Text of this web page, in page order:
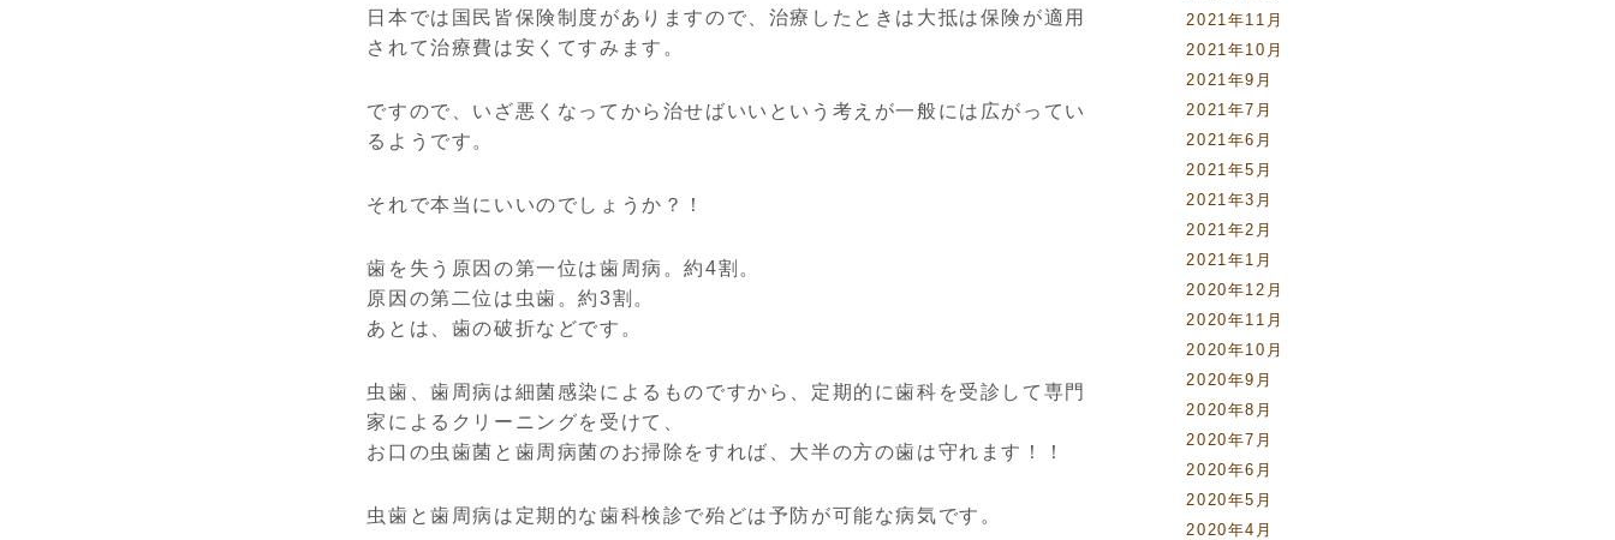
日本では国民皆保険制度がありますので、治療したときは大抵は保険が適用
されて治療費は安くてすみます。
ですので、いざ悪くなってから治せばいいという考えが一般には広がってい
るようです。
それで本当にいいのでしょうか？！
歯を失う原因の第一位は歯周病。約4割。
原因の第二位は虫歯。約3割。
あとは、歯の破折などです。
虫歯、歯周病は細菌感染によるものですから、定期的に歯科を受診して専門
家によるクリーニングを受けて、
お口の虫歯菌と歯周病菌のお掃除をすれば、大半の方の歯は守れます！！
虫歯と歯周病は定期的な歯科検診で殆どは予防が可能な病気です。
2021年11月
2021年10月
2021年9月
2021年7月
2021年6月
2021年5月
2021年3月
2021年2月
2021年1月
2020年12月
2020年11月
2020年10月
2020年9月
2020年8月
2020年7月
2020年6月
2020年5月
2020年4月